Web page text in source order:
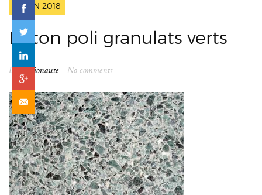
2 JUIN 2018
Béton poli granulats verts
By spationaute No comments